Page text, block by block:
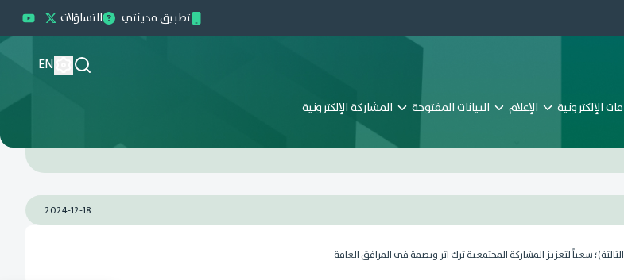
تطبيق مدينتي التساؤلات
EN
الإلكترونية الإعلام البيانات المفتوحة المشاركة الإلكترونية
2024-12-18
سعياً لتعزيز المشاركة المجتمعية ترك اثر وبصمة في المرافق العامة